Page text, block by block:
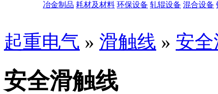
冶金制品 耗材及材料 环保设备 轧辊设备 混合设备
起重电气 » 滑触线 » 安
安全滑触线